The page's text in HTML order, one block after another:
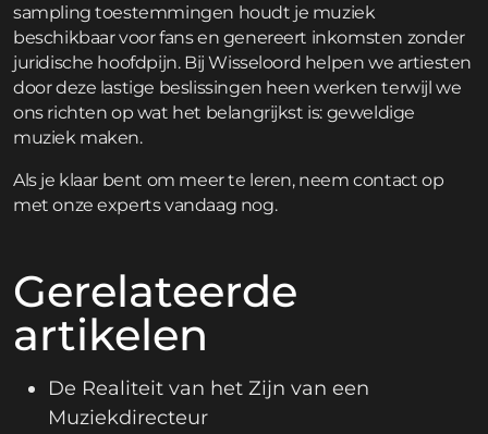
sampling toestemmingen houdt je muziek
beschikbaar voor fans en genereert inkomsten zonder
juridische hoofdpijn. Bij Wisseloord helpen we artiesten
door deze lastige beslissingen heen werken terwijl we
ons richten op wat het belangrijkst is: geweldige
muziek maken.
Als je klaar bent om meer te leren, neem contact op
met onze experts vandaag nog.
Gerelateerde
artikelen
De Realiteit van het Zijn van een
Muziekdirecteur